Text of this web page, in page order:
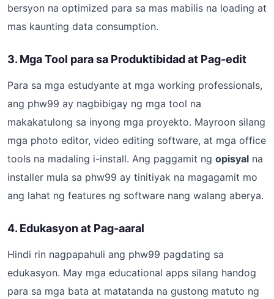
bersyon na optimized para sa mas mabilis na loading at
mas kaunting data consumption.
3. Mga Tool para sa Produktibidad at Pag-edit
Para sa mga estudyante at mga working professionals,
ang phw99 ay nagbibigay ng mga tool na
makakatulong sa inyong mga proyekto. Mayroon silang
mga photo editor, video editing software, at mga office
tools na madaling i-install. Ang paggamit ng opisyal na
installer mula sa phw99 ay tinitiyak na magagamit mo
ang lahat ng features ng software nang walang aberya.
4. Edukasyon at Pag-aaral
Hindi rin nagpapahuli ang phw99 pagdating sa
edukasyon. May mga educational apps silang handog
para sa mga bata at matatanda na gustong matuto ng